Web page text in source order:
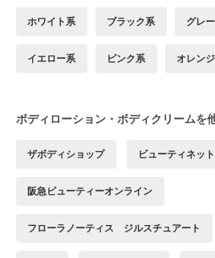
ホワイト系 ブラック系 グレ
イエロー系 ピンク系 オレン
ボディローション・ボディクリームを
ザボディショップ ビューティネット
阪急ビューティーオンライン
フローラノーティス ジルスチュアート